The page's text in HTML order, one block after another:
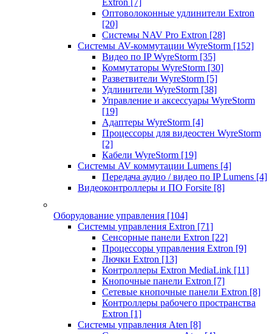
Extron [7]
Оптоволоконные удлинители Extron
[20]
Системы NAV Pro Extron [28]
Системы AV-коммутации WyreStorm [152]
Видео по IP WyreStorm [35]
Коммутаторы WyreStorm [30]
Разветвители WyreStorm [5]
Удлинители WyreStorm [38]
Управление и аксессуары WyreStorm
[19]
Адаптеры WyreStorm [4]
Процессоры для видеостен WyreStorm
[2]
Кабели WyreStorm [19]
Системы AV коммутации Lumens [4]
Передача аудио / видео по IP Lumens [4]
Видеоконтроллеры и ПО Forsite [8]
Оборудование управления [104]
Системы управления Extron [71]
Сенсорные панели Extron [22]
Процессоры управления Extron [9]
Лючки Extron [13]
Контроллеры Extron MediaLink [11]
Кнопочные панели Extron [7]
Сетевые кнопочные панели Extron [8]
Контроллеры рабочего пространства
Extron [1]
Системы управления Aten [8]